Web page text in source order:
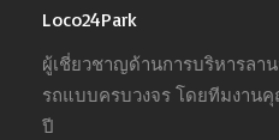
Loco24Park
ผู้เชี่ยวชาญด้านการบริหารลา
รถแบบครบวงจร โดยทีมงาน
ปี